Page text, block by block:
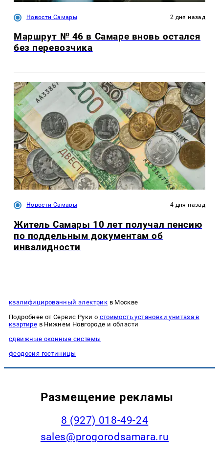
Новости Самары 2 дня назад
Маршрут № 46 в Самаре вновь остался
без перевозчика
Новости Самары 4 дня назад
Житель Самары 10 лет получал пенсию
по поддельным документам об
инвалидности
квалифицированный электрик в Москве
Подробнее от Сервис Руки о стоимость установки унитаза в
квартире в Нижнем Новгороде и области
сдвижные оконные системы
феодосия гостиницы
Размещение рекламы
8 (927) 018-49-24
sales@progorodsamara.ru